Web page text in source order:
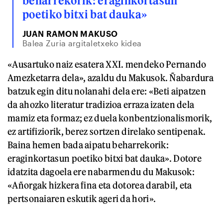
poetiko bitxi bat dauka»
JUAN RAMON MAKUSO
Balea Zuria argitaletxeko kidea
«Ausartuko naiz esatera XXI. mendeko Pernando
Amezketarra dela», azaldu du Makusok. Ñabardura
batzuk egin ditu nolanahi dela ere: «Beti aipatzen
da ahozko literatur tradizioa erraza izaten dela
mamiz eta formaz; ez duela konbentzionalismorik,
ez artifiziorik, berez sortzen direlako sentipenak.
Baina hemen bada aipatu beharrekorik:
eraginkortasun poetiko bitxi bat dauka». Dotore
idatzita dagoela ere nabarmendu du Makusok:
«Añorgak hizkera fina eta dotorea darabil, eta
pertsonaiaren eskutik ageri da hori».